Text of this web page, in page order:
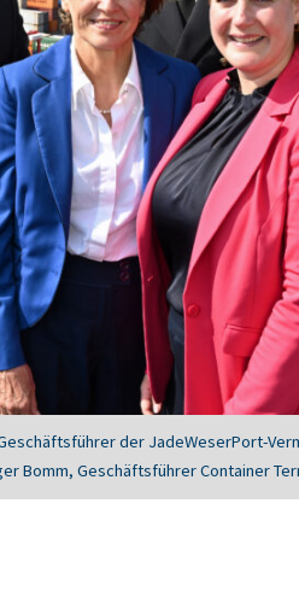
der JadeWeserPort-
Bomm, Geschäftsführer Container